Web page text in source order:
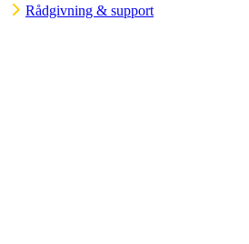
Rådgivning & support